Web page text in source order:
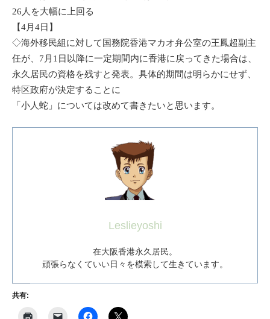
26人を大幅に上回る
【4月4日】
◇海外移民組に対して 国務院香港マカオ弁公室の王鳳超副主
任が、7月1日以降に一定期間内に香港に戻ってきた場合は、
永久居民の資格を残すと発表。具体的期間は明らかにせず、
特区政府が決定することに
「小人蛇」については改めて書きたいと思います。
Leslieyoshi
在大阪香港永久居民。
頑張らなくていい日々を模索して生きています。
共有: